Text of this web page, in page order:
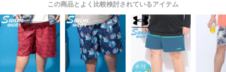
この商品とよく比較検討されているアイテム